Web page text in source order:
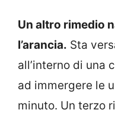
Un altro rimedio
l’arancia. Sta
all’interno di una
ad immergere le
minuto. Un terzo